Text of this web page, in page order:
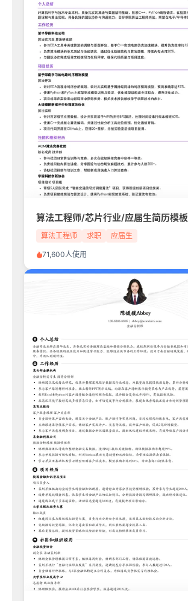
算法工程师/芯片行业/应届生简历模板
算法工程师 求职 应届生
71,600人使用